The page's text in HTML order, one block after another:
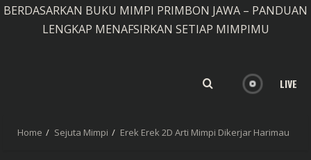
BERDASARKAN BUKU MIMPI PRIMBON JAWA – PANDUAN
LENGKAP MENAFSIRKAN SETIAP MIMPIMU
LIVE
Home Sejuta Mimpi Erek Erek 2D Arti Mimpi Dikerjar Harimau